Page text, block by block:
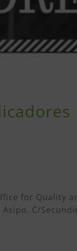
for Quality
C/